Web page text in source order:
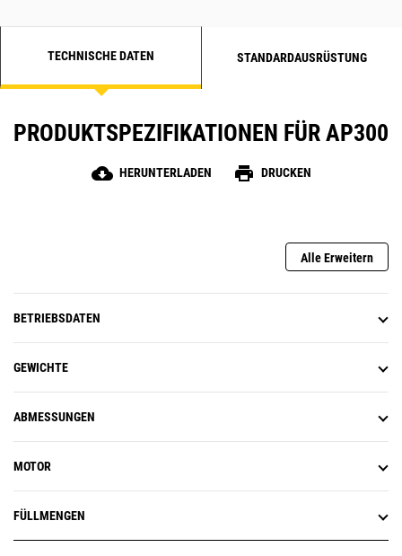
Einbaubohlenrahmen erleichtern
TECHNISCHE DATEN STANDARDAUSRÜSTUNG
PRODUKTSPEZIFIKATIONEN FÜR AP300
cloud_download HERUNTERLADEN print DRUCKEN
Alle Erweitern
BETRIEBSDATEN
GEWICHTE
ABMESSUNGEN
MOTOR
FÜLLMENGEN